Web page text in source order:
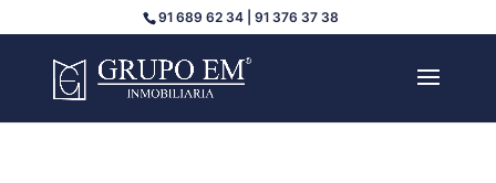
91 689 62 34 | 91 376 37 38